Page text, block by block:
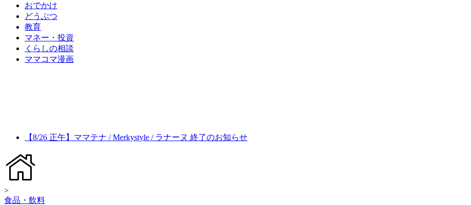
おでかけ
どうぶつ
教育
マネー・投資
くらしの相談
ママコマ漫画
【8/26 正午】ママテナ / Merkystyle / ラナーヌ 終了のお知らせ
>
食品・飲料